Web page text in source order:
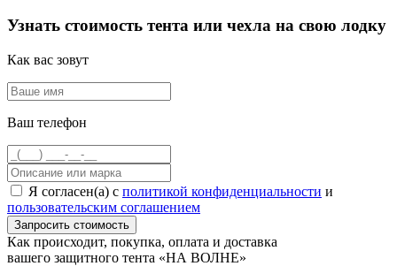
Узнать стоимость тента или чехла на свою лодку
Как вас зовут
Ваш телефон
Я согласен(а) с политикой конфиденциальности и
пользовательским соглашением
Как происходит, покупка, оплата и доставка
вашего защитного тента «НА ВОЛНЕ»